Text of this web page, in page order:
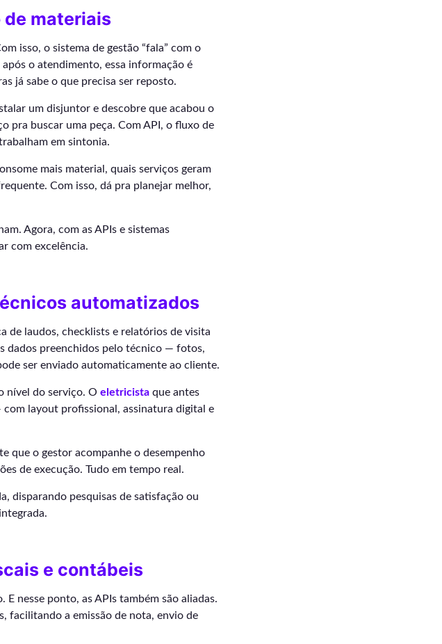
de materiais
isso, o sistema de gestão “fala” com o
o atendimento, essa informação é
já sabe o que precisa ser reposto.
um disjuntor e descobre que acabou o
pra buscar uma peça. Com API, o fluxo de
em sintonia.
mais material, quais serviços geram
Com isso, dá pra planejar melhor,
Agora, com as APIs e sistemas
com excelência.
automatizados
de laudos, checklists e relatórios de visita
dados preenchidos pelo técnico — fotos,
ser enviado automaticamente ao cliente.
nível do serviço. O eletricista que antes
layout profissional, assinatura digital e
que o gestor acompanhe o desempenho
de execução. Tudo em tempo real.
disparando pesquisas de satisfação ou
e contábeis
nesse ponto, as APIs também são aliadas.
facilitando a emissão de nota, envio de